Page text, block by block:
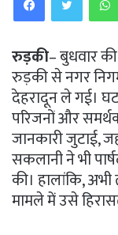
रुड़की– बुधवार
रुड़की से नगर
देहरादून ले गई।
परिजनों और
जानकारी जुटाई,
सकलानी ने भी
की। हालांकि,
मामले में उसे